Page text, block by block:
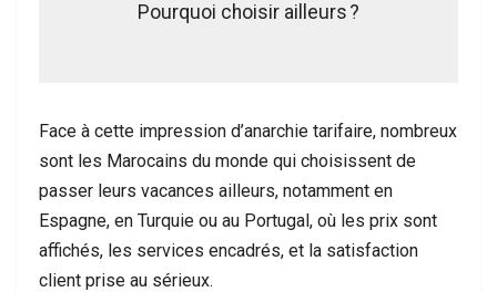
Pourquoi choisir ailleurs ?
Face à cette impression d’anarchie tarifaire, nombreux
sont les Marocains du monde qui choisissent de
passer leurs vacances ailleurs, notamment en
Espagne, en Turquie ou au Portugal, où les prix sont
affichés, les services encadrés, et la satisfaction
client prise au sérieux.